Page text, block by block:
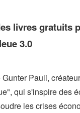
livres gratuits
3.0
Pauli,
qui s'inspire des
les crises